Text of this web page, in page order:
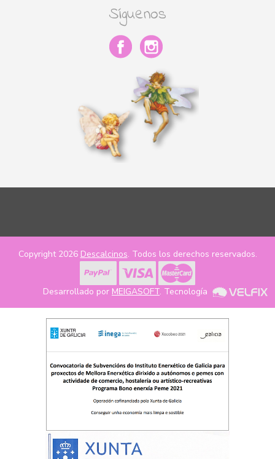
Síguenos
Copyright 2026 Descalcinos. Todos los derechos reservados.
Desarrollado por MEIGASOFT. Tecnología